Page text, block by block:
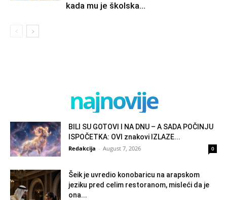
kada mu je školska...
najnovije
BILI SU GOTOVI I NA DNU – A SADA POČINJU
ISPOČETKA: OVI znakovi IZLAZE...
Redakcija - August 7, 2026 0
Šeik je uvredio konobaricu na arapskom
jeziku pred celim restoranom, misleći da je
ona...